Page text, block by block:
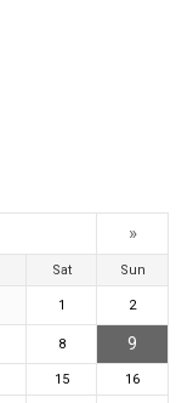
»
Sat Sun
1 2
8 9
15
16